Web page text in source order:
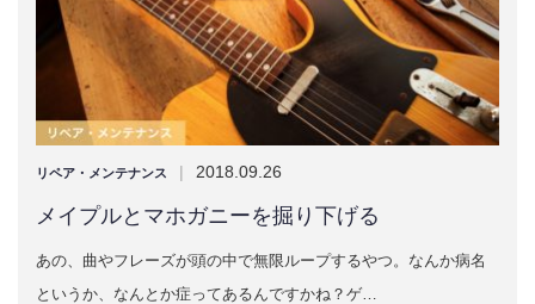
リペア・メンテナンス | 2018.09.26
メイプルとマホガニーを掘り下げる
あの、曲やフレーズが頭の中で無限ループするやつ。なんか病名
というか、なんとか症ってあるんですかね？ゲ…